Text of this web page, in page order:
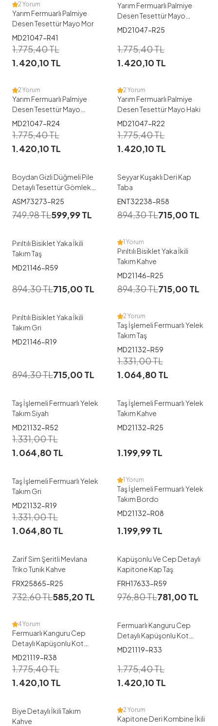
2 Yorum
Yarım Fermuarlı Palmiye
Desen Tesettür Mayo Mor
MD21047-R41
1.775,40TL
1.420,10 TL
Yarım Fermuarlı Palmiye
Desen Tesettür Mayo
Kahve
MD21047-R25
1.775,40TL
1.420,10 TL
38 40 42
48
2 Yorum
Yarım Fermuarlı Palmiye
Desen Tesettür Mayo
İndigo
MD21047-R24
1.775,40TL
1.420,10 TL
38 40 42
48
2 Yorum
Yarım Fermuarlı Palmiye
Desen Tesettür Mayo Haki
MD21047-R22
1.775,40TL
1.420,10 TL
38 40 42
Boydan Gizli Düğmeli Pile
Detaylı Tesettür Gömlek
Kahve
ASM73273-R25
749,98TL599,99TL
38 40 42
Seyyar Kuşaklı Deri Kap
Taba
ENT32238-R58
894,30TL715,00 TL
38 40 42 44 46
Pırıltılı Bisiklet Yaka İkili
Takım Taş
MD21146-R59
894,30TL715,00 TL
38 44
1 Yorum
Pırıltılı Bisiklet Yaka İkili
Takım Kahve
MD21146-R25
894,30TL715,00 TL
38 40 42 44 46
Pırıltılı Bisiklet Yaka İkili
Takım Gri
MD21146-R19
894,30TL715,00 TL
46
2 Yorum
Taş İşlemeli Fermuarlı Yelek
Takım Taş
MD21132-R59
1.331,00TL
1.064,80 TL
46
Taş İşlemeli Fermuarlı Yelek
Takım Siyah
MD21132-R52
1.331,00TL
1.064,80 TL
38 42
Taş İşlemeli Fermuarlı Yelek
Takım Kahve
MD21132-R25
1.199,99TL
46
Taş İşlemeli Fermuarlı Yelek
Takım Gri
MD21132-R19
1.331,00TL
1.064,80 TL
46
1 Yorum
Taş İşlemeli Fermuarlı Yelek
Takım Bordo
MD21132-R08
1.199,99TL
Zarif Sim Şeritli Mevlana
Triko Tunik Kahve
FRX25865-R25
732,60TL585,20 TL
48 50
Kapüşonlu Ve Cep Detaylı
Kapitone Kap Taş
FRH17633-R59
976,80TL781,00 TL
38 40 42 44 46
4 Yorum
Fermuarlı Kanguru Cep
Detaylı Kapüşonlu Kot
Takım Mavi
MD21119-R38
1.775,40TL
1.420,10 TL
38 40 42 44 46
Fermuarlı Kanguru Cep
Detaylı Kapüşonlu Kot
Takım Lacivert
MD21119-R33
1.775,40TL
1.420,10 TL
38 44
Biye Detaylı İkili Takım
Kahve
44
2 Yorum
Kapitone Deri Kombine İkili